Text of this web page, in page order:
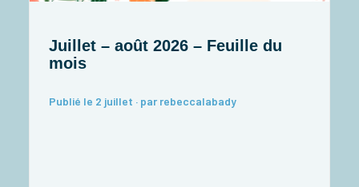
Juillet – août 2026 – Feuille du
mois
Publié le 2 juillet · par rebeccalabady